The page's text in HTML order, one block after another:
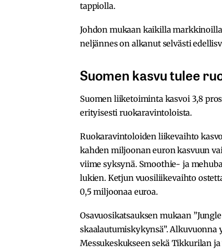
tappiolla.
Johdon mukaan kaikilla
neljännes on alkanut selvästi
Suomen kasvu tulee
Suomen liiketoiminta kasvoi 3,8
erityisesti ruokaravintoloista.
Ruokaravintoloiden liikevaihto
kahden miljoonan euron kasvuun
viime syksynä. Smoothie- ja
lukien. Ketjun vuosiliikevaihto
0,5 miljoonaa euroa.
Osavuosikatsauksen mukaan
skaalautumiskykynsä”.
Messukeskukseen sekä Tikkurilan